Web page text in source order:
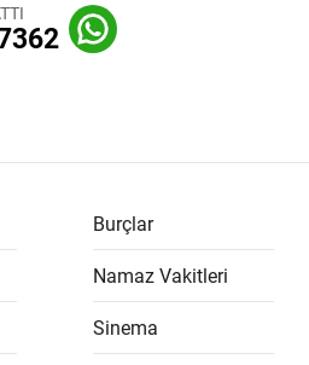
Burçlar
Namaz Vakitleri
Sinema